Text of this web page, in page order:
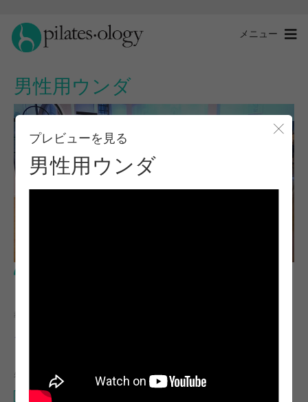
メニュー
男性用ウンダ
モ
プレビューを見る
男性用ウンダ
教師
必要な機材
ウンダ・チェア